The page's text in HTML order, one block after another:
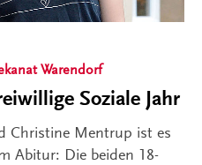
Warendorf
Soziale Jahr
Christine Mentrup ist es
Abitur: Die beiden 18-